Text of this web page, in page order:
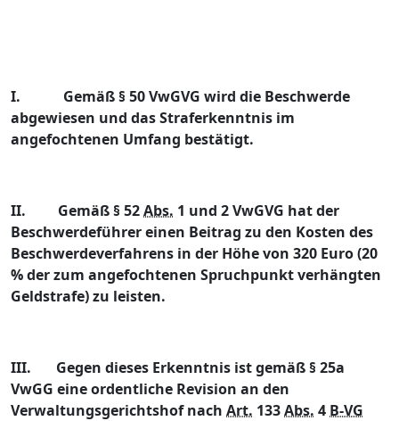
I.
Gemäß § 50 VwGVG wird die Beschwerde
abgewiesen und das Straferkenntnis im
angefochtenen Umfang bestätigt.
II. Gemäß § 52Abs. 1 und 2 VwGVG hat der
Beschwerdeführer einen Beitrag zu den Kosten des
Beschwerdeverfahrens in der Höhe von 320 Euro (20
% der zum angefochtenen Spruchpunkt verhängten
Geldstrafe) zu leisten.
III.
Gegen dieses Erkenntnis ist gemäß § 25a
VwGG eine ordentliche Revision an den
Verwaltungsgerichtshof nach Art. 133Abs. 4 B-VG